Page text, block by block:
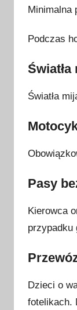
Minimalna
Podczas
Światła
Pasy
Kierowca
przypadku
Dzieci o
fotelikach.